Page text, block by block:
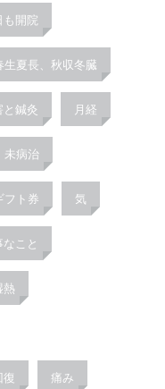
も開院
生夏長、秋収冬臓
鍼灸 月経
未病治
フト券 気
こと
熱
痛み